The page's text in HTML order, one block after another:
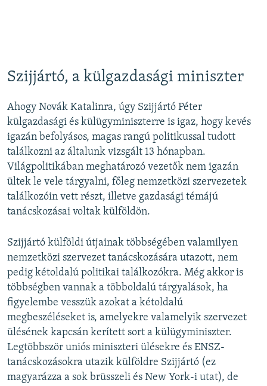
Szijjártó, a külgazdasági miniszter
Ahogy Novák Katalinra, úgy Szijjártó Péter
külgazdasági és külügyminiszterre is igaz, hogy kevés
igazán befolyásos, magas rangú politikussal tudott
találkozni az általunk vizsgált 13 hónapban.
Világpolitikában meghatározó vezetők nem igazán
ültek le vele tárgyalni, főleg nemzetközi szervezetek
találkozóin vett részt, illetve gazdasági témájú
tanácskozásai voltak külföldön.
Szijjártó külföldi útjainak többségében valamilyen
nemzetközi szervezet tanácskozására utazott, nem
pedig kétoldalú politikai találkozókra. Még akkor is
többségben vannak a többoldalú tárgyalások, ha
figyelembe vesszük azokat a kétoldalú
megbeszéléseket is, amelyekre valamelyik szervezet
ülésének kapcsán kerített sort a külügyminiszter.
Legtöbbször uniós miniszteri ülésekre és ENSZ-
tanácskozásokra utazik külföldre Szijjártó (ez
magyarázza a sok brüsszeli és New York-i utat), de